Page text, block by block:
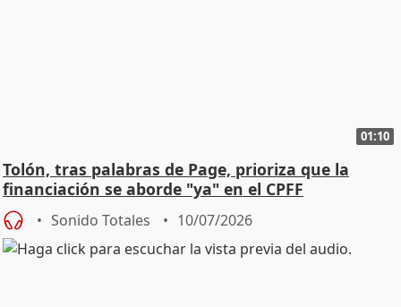
01:10
Tolón, tras palabras de Page, prioriza que la
financiación se aborde "ya" en el CPFF
Sonido Totales 10/07/2026